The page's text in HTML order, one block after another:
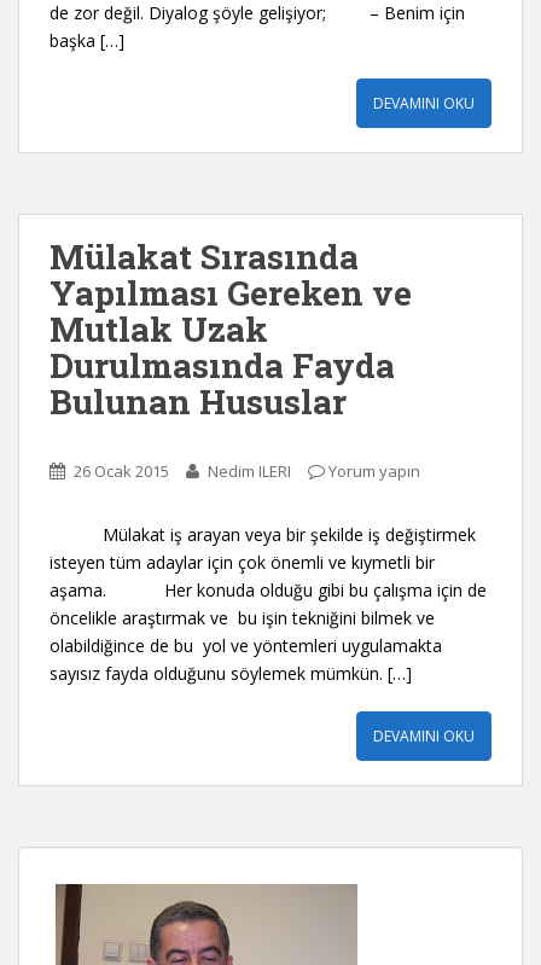
de zor değil. Diyalog şöyle gelişiyor; – Benim için
başka […]
DEVAMINI OKU
Mülakat Sırasında
Yapılması Gereken ve
Mutlak Uzak
Durulmasında Fayda
Bulunan Hususlar
26 Ocak 2015 Nedim ILERI Yorum yapın
Mülakat iş arayan veya bir şekilde iş değiştirmek
isteyen tüm adaylar için çok önemli ve kıymetli bir
aşama. Her konuda olduğu gibi bu çalışma için de
öncelikle araştırmak ve bu işin tekniğini bilmek ve
olabildiğince de bu yol ve yöntemleri uygulamakta
sayısız fayda olduğunu söylemek mümkün. […]
DEVAMINI OKU